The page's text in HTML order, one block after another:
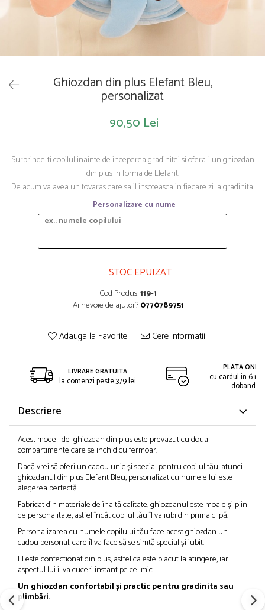
Papusi si accesorii
Trenulete si masinute
Unelte si bancuri de lucru
Ghiozdan din plus Elefant Bleu,
personalizat
90,50 Lei
Surprinde-ti copilul inainte de inceperea gradinitei si ofera-i un ghiozdan
din plus in forma de Elefant.
De acum va avea un tovaras care sa il insoteasca in fiecare zi la gradinita.
Personalizare cu nume
STOC EPUIZAT
Cod Produs:119-1
Ai nevoie de ajutor?0770789751
Adauga la Favorite Cere informatii
LIVRARE GRATUITA
la comenzi peste 379 lei
PLATA
cu cardul in 6
dobanda
Descriere
Acest model de ghiozdan din plus este prevazut cu doua
compartimente care se inchid cu fermoar.
Dacă vrei să oferi un cadou unic și special pentru copilul tău, atunci
ghiozdanul din plus Elefant Bleu, personalizat cu numele lui este
alegerea perfectă.
Fabricat din materiale de înaltă calitate, ghiozdanul este moale și plin
de personalitate, astfel încât copilul tău îl va iubi din prima clipă.
Personalizarea cu numele copilului tău face acest ghiozdan un
cadou personal, care îl va face să se simtă special și iubit.
El este confectionat din plus, astfel ca este placut la atingere, iar
aspectul lui il va cuceri instant pe cel mic.
Un ghiozdan confortabil și practic pentru gradinita sau
plimbări.